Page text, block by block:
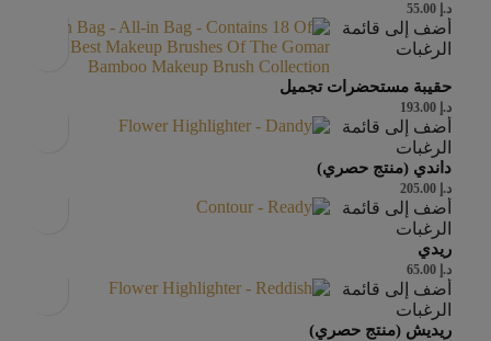
د.إ
أضف إلى قائمة
الرغبات
حقيبة مستحضرات تجميل
د.إ
أضف إلى قائمة
الرغبات
داندي (منتج حصري)
د.إ
أضف إلى قائمة
الرغبات
ريدي
د.إ
أضف إلى قائمة
الرغبات
ريديش (منتج حصري)